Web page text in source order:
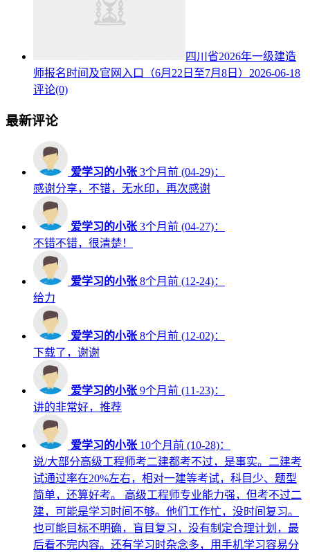
四川省2026年一级建造
师报名时间及官网入口（6月22日至7月8日） 2026-06-18
评论(0)
最新评论
爱学习的小张 3个月前 (04-29)：
感谢分享，不错，无水印，再次感谢
爱学习的小张 3个月前 (04-27)：
不错不错，很清楚！
爱学习的小张 8个月前 (12-24)：
给力
爱学习的小张 8个月前 (12-02)：
下载了，谢谢
爱学习的小张 9个月前 (11-23)：
讲的非常好，推荐
爱学习的小张 10个月前 (10-28)：
说/大部分高级工程师考二建都考不过，是事实。二建考
试通过率在20%左右，相对一建等考试，科目少、题型
简单，还算好考。 高级工程师专业能力强，但考不过二
建，可能是学习时间不够。他们工作忙，没时间复习。
也可能目标不明确，盲目复习，没有制定合理计划，最
后看不完内容。还有学习时杂念多，用手机学习容易分